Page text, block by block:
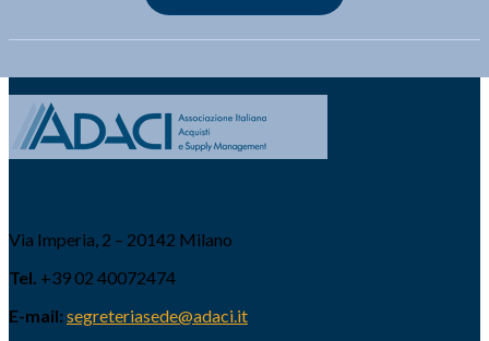
Via Imperia, 2 – 20142 Milano
Tel. +39 02 40072474
E-mail: segreteriasede@adaci.it